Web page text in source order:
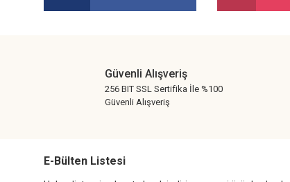
Bu ürüne benzer farklı alternatifler olmalı.
Güvenli Alışveriş
256 BIT SSL Sertifika İle %100
Güvenli Alışveriş
E-Bülten Listesi